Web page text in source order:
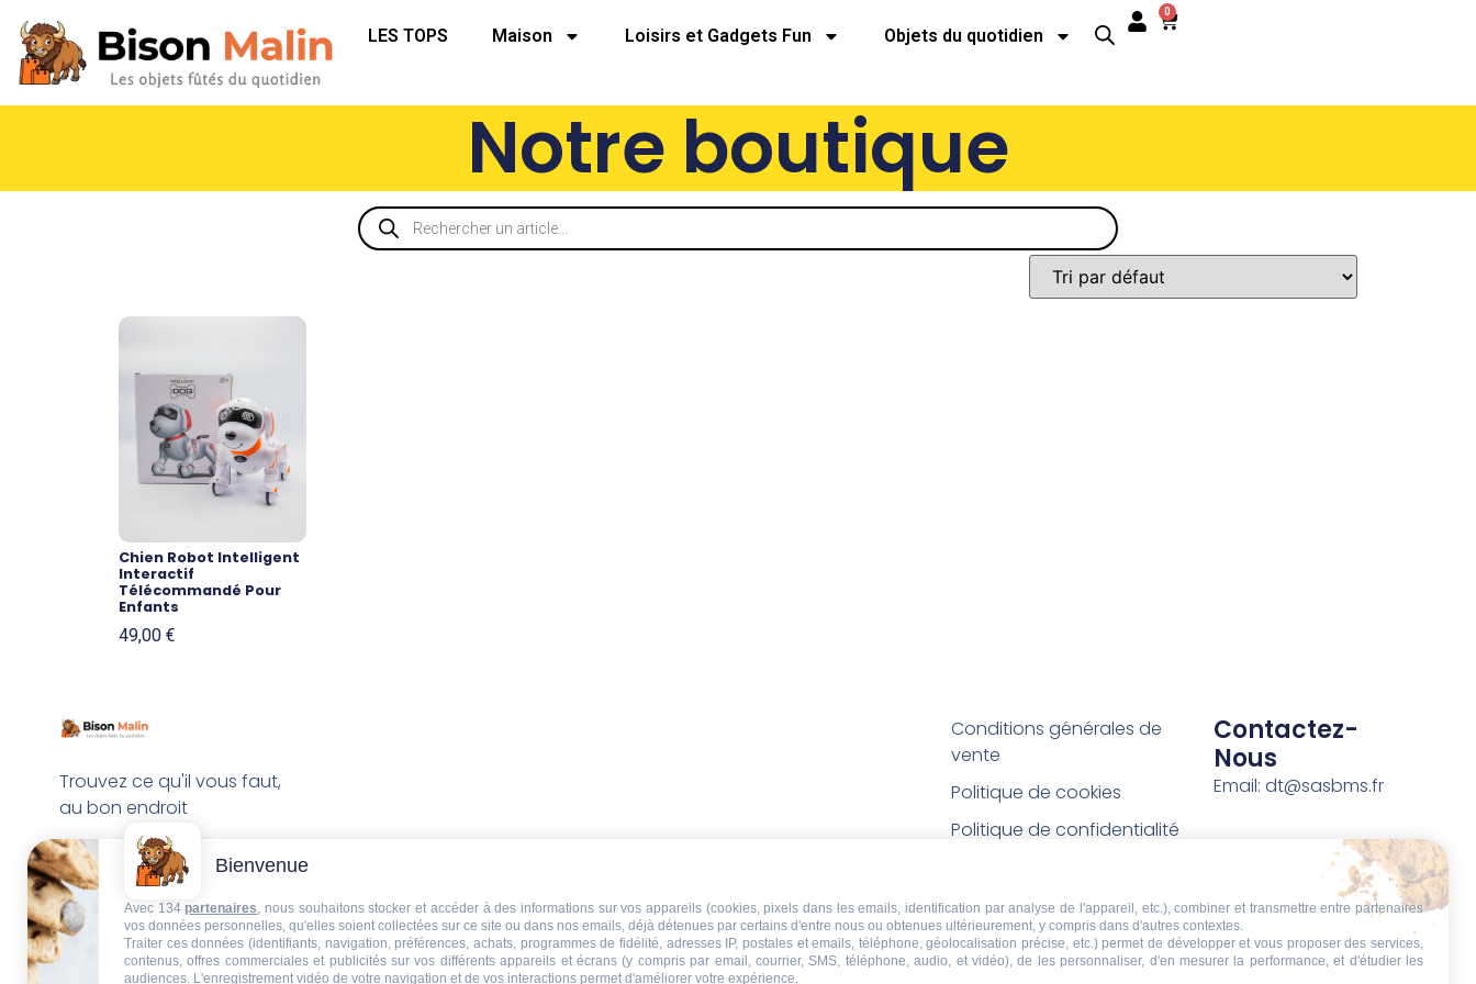
LES TOPS Maison Loisirs et Gadgets Fun Objets du quotidien
0
Notre boutique
Chien Robot Intelligent
Interactif
Télécommandé Pour
Enfants
49,00 €
Trouvez ce qu'il vous faut,
au bon endroit
Conditions générales de
vente
Politique de cookies
Politique de confidentialité
Conditions de retour et de
remboursement
Droit de rétractation
Contactez-
Nous
Email: dt@sasbms.fr
Bienvenue
Avec 134 partenaires, nous souhaitons stocker et accéder à des informations sur vos appareils (cookies, pixels dans les emails, identification par analyse de l'appareil, etc.), combiner et transmettre entre partenaires
vos données personnelles, qu'elles soient collectées sur ce site ou dans nos emails, déjà détenues par certains d'entre nous ou obtenues ultérieurement, y compris dans d'autres contextes.
Traiter ces données (identifiants, navigation, préférences, achats, programmes de fidélité, adresses IP, postales et emails, téléphone, géolocalisation précise, etc.) permet de développer et vous proposer des services,
contenus, offres commerciales et publicités sur vos différents appareils et écrans (y compris par email, courrier, SMS, téléphone, audio, et vidéo), de les personnaliser, d'en mesurer la performance, et d'étudier les
audiences. L'enregistrement vidéo de votre navigation et de vos interactions permet d'améliorer votre expérience.